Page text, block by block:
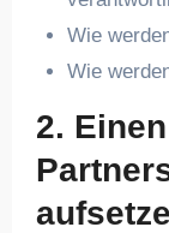
Wie
Wie
2. Einen